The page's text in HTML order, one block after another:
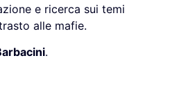
e ricerca sui temi
alle mafie.
.